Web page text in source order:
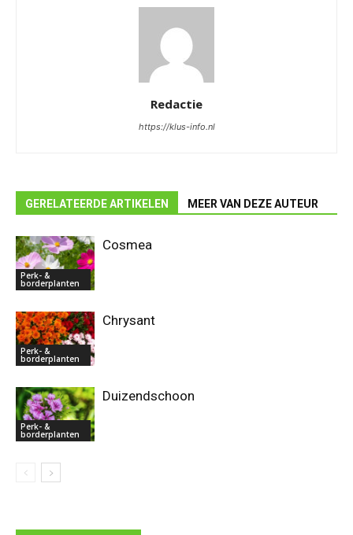
Redactie
https://klus-info.nl
GERELATEERDE ARTIKELEN MEER VAN DEZE AUTEUR
Perk- &
borderplanten
Cosmea
Perk- &
borderplanten
Chrysant
Perk- &
borderplanten
Duizendschoon